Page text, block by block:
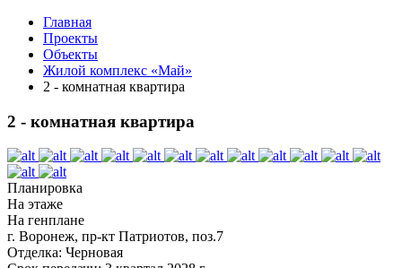
Главная
Проекты
Объекты
Жилой комплекс «Май»
2 - комнатная квартира
2 - комнатная квартира
Планировка
На этаже
На генплане
г. Воронеж, пр-кт Патриотов, поз.7
Отделка: Черновая